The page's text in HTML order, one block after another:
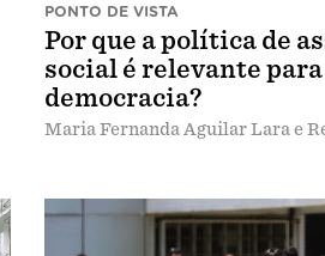
PONTO DE VISTA
Por que a política de
social é relevante para
democracia?
Maria Fernanda Aguilar Lara e